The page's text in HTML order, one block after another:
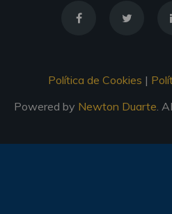
Política de Cookies |
Powered by Newton Duarte .